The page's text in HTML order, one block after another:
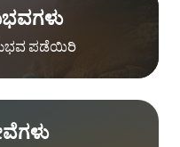
ಪಡೆಯಿರಿ